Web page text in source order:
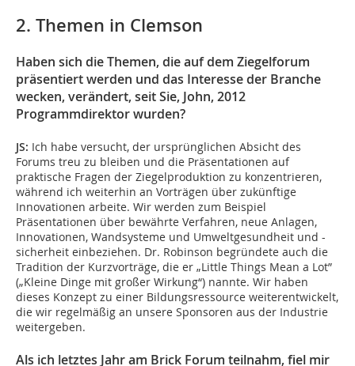
2. Themen in Clemson
Haben sich die Themen, die auf dem Ziegelforum
präsentiert werden und das Interesse der Branche
wecken, verändert, seit Sie, John, 2012
Programmdirektor wurden?
JS: Ich habe versucht, der ursprünglichen Absicht des
Forums treu zu bleiben und die Präsentationen auf
praktische Fragen der Ziegelproduktion zu konzentrieren,
während ich weiterhin an Vorträgen über zukünftige
Innovationen arbeite. Wir werden zum Beispiel
Präsentationen über bewährte Verfahren, neue Anlagen,
Innovationen, Wandsysteme und Umweltgesundheit und -
sicherheit einbeziehen. Dr. Robinson begründete auch die
Tradition der Kurzvorträge, die er „Little Things Mean a Lot”
(„Kleine Dinge mit großer Wirkung“) nannte. Wir haben
dieses Konzept zu einer Bildungsressource weiterentwickelt,
die wir regelmäßig an unsere Sponsoren aus der Industrie
weitergeben.
Als ich letztes Jahr am Brick Forum teilnahm, fiel mir